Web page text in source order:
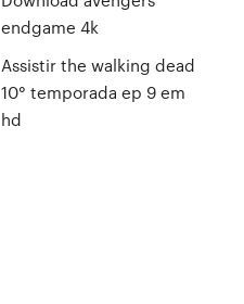
endgame 4k
Assistir the walking dead
10° temporada ep 9 em
hd